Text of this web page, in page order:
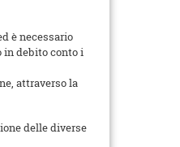
è necessario
in debito conto i
attraverso la
delle diverse